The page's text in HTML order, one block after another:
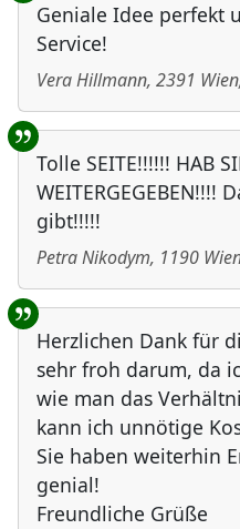
Geniale Idee perfekt
Service!
Vera Hillmann, 2391 Wien
Tolle SEITE!!!!!! HAB
WEITERGEGEBEN!!!!
gibt!!!!!
Petra Nikodym, 1190
Herzlichen Dank für
sehr froh darum, da
wie man das
kann ich unnötige
Sie haben weiterhin
genial!
Freundliche Grüße